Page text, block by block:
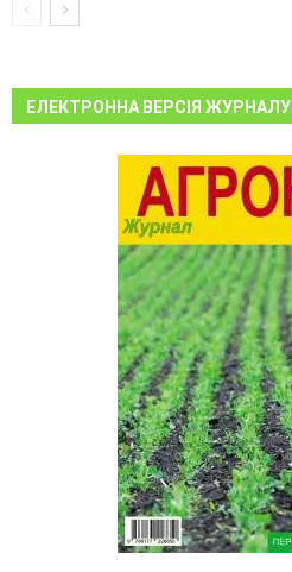
ЕЛЕКТРОННА ВЕРСІЯ ЖУРНАЛУ